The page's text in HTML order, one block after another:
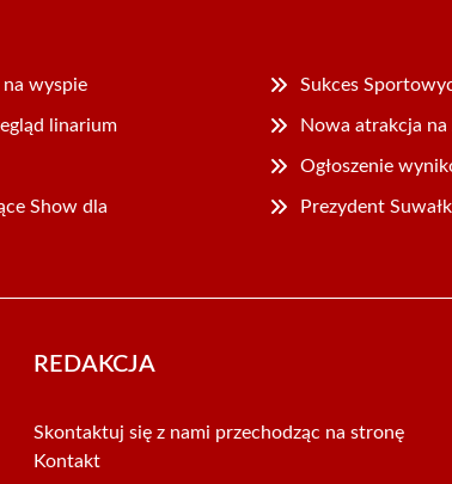
wyspie Sukces
linarium Nowa atrakcja na
Ogłoszenie
Show dla
Prezydent
REDAKCJA
Skontaktuj się z nami przechodząc na stronę
Kontakt